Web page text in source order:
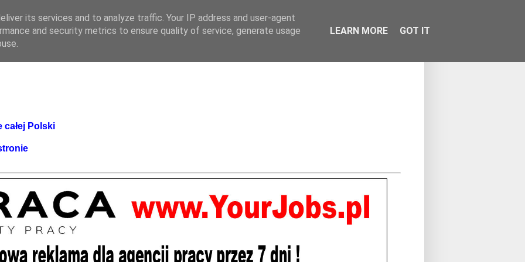
Polski
its services and to analyze traffic. Your IP address and user-agent
and security metrics to ensure quality of service, generate usage
LEARN MORE GOT IT